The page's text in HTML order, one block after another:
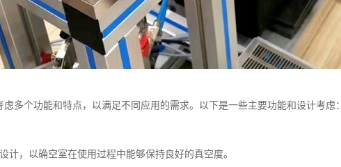
多个功能和特点，以满足不同应用的需求。以下是一些主要功能和设计考虑：
计，以确空室在使用过程中能够保持良好的真空度。